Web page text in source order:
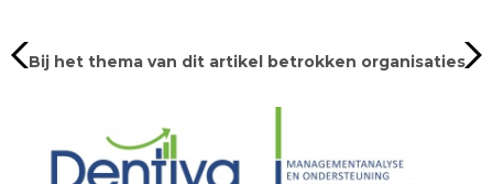
Bij het thema van dit artikel betrokken organisaties